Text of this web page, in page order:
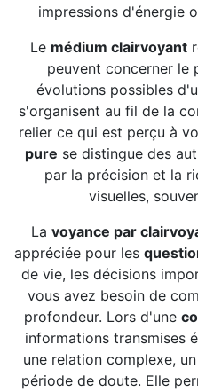
impressions d'énergie
Le médium clairvoyant
peuvent concerner le
évolutions possibles
s'organisent au fil de la
relier ce qui est perçu à
pure se distingue des
par la précision et la
visuelles,
La voyance par
appréciée pour les
de vie, les décisions
vous avez besoin de
profondeur. Lors d'une
informations transmises
une relation complexe,
période de doute. Elle